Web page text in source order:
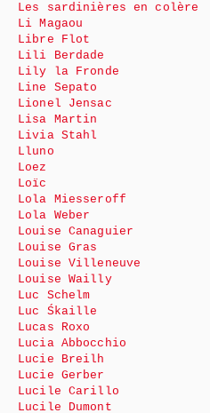
Les sardinières en colère
Li Magaou
Libre Flot
Lili Berdade
Lily la Fronde
Line Sepato
Lionel Jensac
Lisa Martin
Livia Stahl
Lluno
Loez
Loïc
Lola Miesseroff
Lola Weber
Louise Canaguier
Louise Gras
Louise Villeneuve
Louise Wailly
Luc Schelm
Luc Śkaille
Lucas Roxo
Lucia Abbocchio
Lucie Breilh
Lucie Gerber
Lucile Carillo
Lucile Dumont